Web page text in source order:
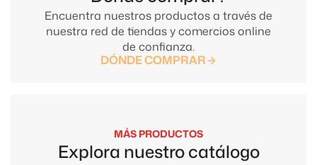
Encuentra nuestros productos a través de
nuestra red de tiendas y comercios online
de confianza.
DÓNDE COMPRAR
MÁS PRODUCTOS
Explora nuestro catálogo